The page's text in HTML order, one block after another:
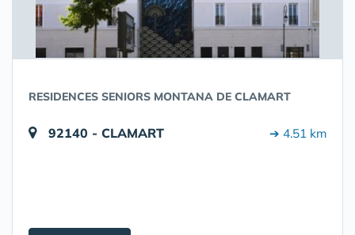
RESIDENCES SENIORS MONTANA DE CLAMART
92140 - CLAMART ➔ 4.51 km